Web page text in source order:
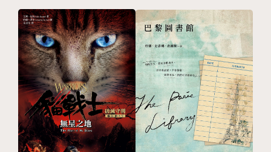
●由暢銷作家張曼娟精心編譯、導讀。帶領讀者領會世
界文學名家名作的心靈世界；培養孩子的世界觀，並提
升中文實力。
●除了有張曼娟精心編譯的原著精華外，並有張曼娟特
別撰寫的「名家生命故事」、「全書精闢導讀」，更容
易理解作家及作品的創作歷程與意涵。
●每篇故事後，附有該篇閱讀心得「曼娟私語」，以及